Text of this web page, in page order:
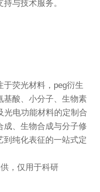
持与技术服务。
荧光材料，peg衍生
基酸、小分子、生物素
光电功能材料的定制合
成、生物合成与分子修
纯化表征的一站式定
，仅用于科研